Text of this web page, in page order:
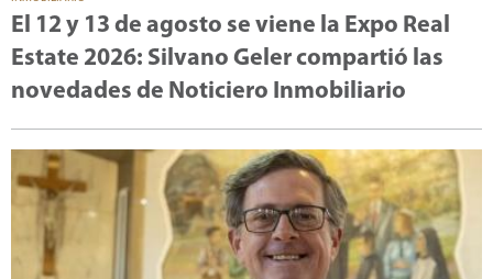
El 12 y 13 de agosto se viene la Expo Real
Estate 2026: Silvano Geler compartió las
novedades de Noticiero Inmobiliario